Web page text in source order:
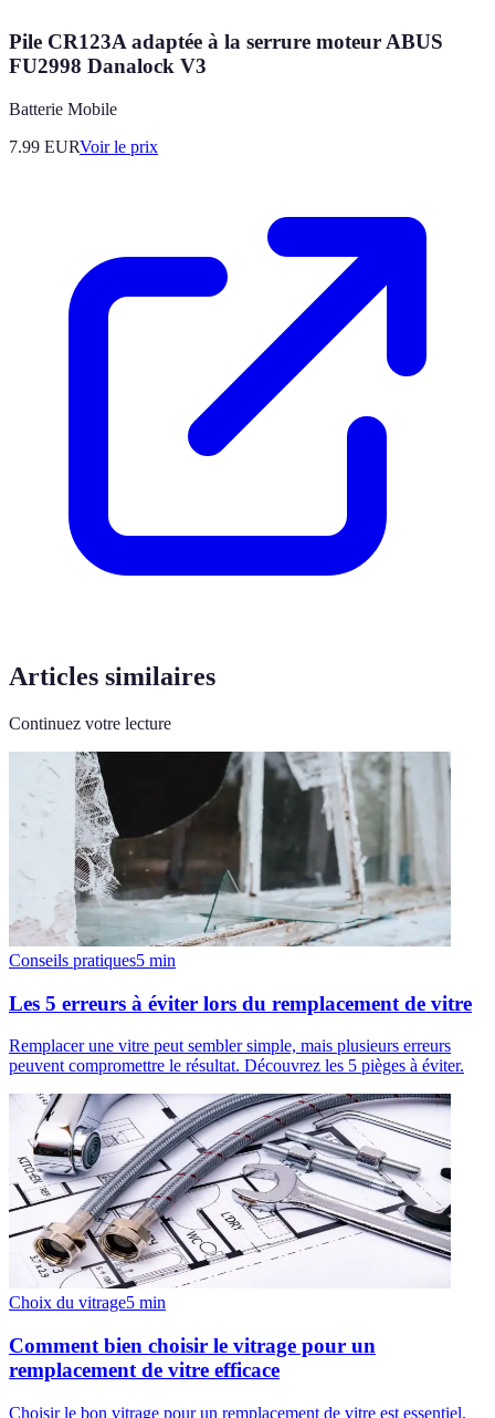
Pile CR123A adaptée à la serrure moteur ABUS
FU2998 Danalock V3
Batterie Mobile
7.99 EURVoir le prix
Articles similaires
Continuez votre lecture
Conseils pratiques5 min
Les 5 erreurs à éviter lors du remplacement de vitre
Remplacer une vitre peut sembler simple, mais plusieurs erreurs
peuvent compromettre le résultat. Découvrez les 5 pièges à éviter.
Choix du vitrage5 min
Comment bien choisir le vitrage pour un
remplacement de vitre efficace
Choisir le bon vitrage pour un remplacement de vitre est essentiel.